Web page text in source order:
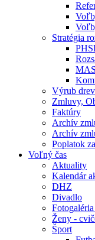
Stratégia
Výrub
Zmluvy,
Faktúry
Archív
Archív
Poplatok
Voľný čas
Aktuality
Kalendár
DHZ
Divadlo
Ženy -
Šport